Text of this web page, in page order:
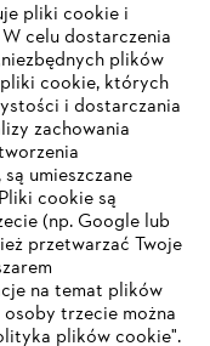
pliki cookie i
celu dostarczenia
plików
cookie, których
i dostarczania
zachowania
umieszczane
cookie są
(np. Google lub
przetwarzać Twoje
na temat plików
trzecie można
plików cookie".